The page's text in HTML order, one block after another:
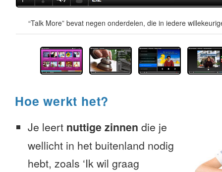
“Talk More” bevat negen onderdelen, die in iedere
Hoe werkt het?
Je leert nuttige zinnen die je
wellicht in het buitenland nodig
hebt, zoals ‘Ik wil graag